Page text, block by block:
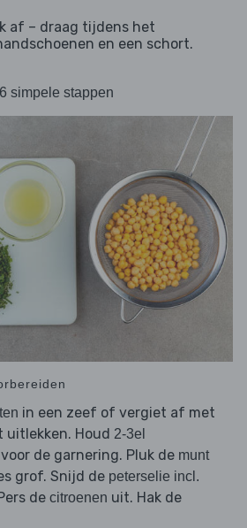
af – draag tijdens het
en een schort.
simpele stappen
in een zeef of vergiet af met
uitlekken. Houd 2-3el
de garnering. Pluk de munt
grof. Snijd de peterselie incl.
de citroenen uit. Hak de